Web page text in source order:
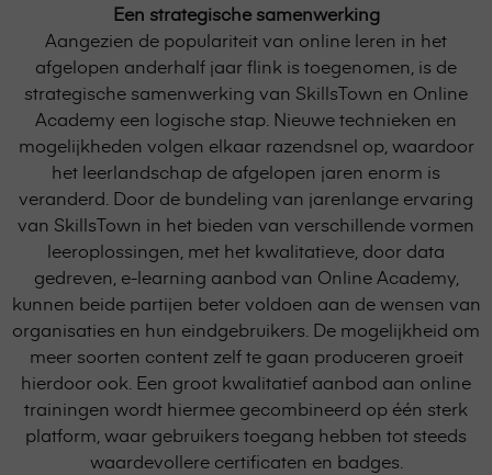
Een strategische samenwerking
Aangezien de populariteit van online leren in het
afgelopen anderhalf jaar flink is toegenomen, is de
strategische samenwerking van SkillsTown en Online
Academy een logische stap. Nieuwe technieken en
mogelijkheden volgen elkaar razendsnel op, waardoor
het leerlandschap de afgelopen jaren enorm is
veranderd. Door de bundeling van jarenlange ervaring
van SkillsTown in het bieden van verschillende vormen
leeroplossingen, met het kwalitatieve, door data
gedreven, e-learning aanbod van Online Academy,
kunnen beide partijen beter voldoen aan de wensen van
organisaties en hun eindgebruikers. De mogelijkheid om
meer soorten content zelf te gaan produceren groeit
hierdoor ook. Een groot kwalitatief aanbod aan online
trainingen wordt hiermee gecombineerd op één sterk
platform, waar gebruikers toegang hebben tot steeds
waardevollere certificaten en badges.